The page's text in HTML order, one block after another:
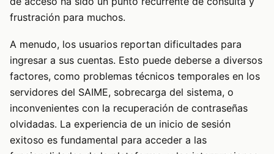
frustración para muchos.
A menudo, los usuarios reportan dificultades para
ingresar a sus cuentas. Esto puede deberse a diversos
factores, como problemas técnicos temporales en los
servidores del SAIME, sobrecarga del sistema, o
inconvenientes con la recuperación de contraseñas
olvidadas. La experiencia de un inicio de sesión
exitoso es fundamental para acceder a las